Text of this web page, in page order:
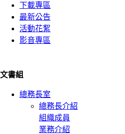
下載專區
最新公告
活動花絮
影音專區
文書組
總務長室
總務長介紹
組織成員
業務介紹